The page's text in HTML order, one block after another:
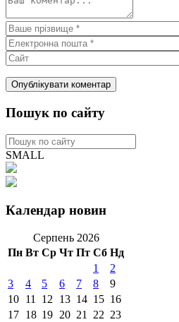
Пошук по сайту
SMALL
Календар новин
Серпень 2026
Пн Вт Ср Чт Пт Сб Нд
1
2
3
4 5 6 7 8
9
10 11 12 13 14 15 16
17 18 19 20 21 22 23